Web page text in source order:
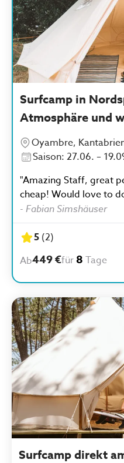
Surfcamp in
Atmosphäre und
Oyambre,
Saison: 27.06. –
"Amazing Staff, great
cheap! Would love to
- Fabian Simshäuser
5 (2)
Ab449 €für 8 Tage
Surfcamp direkt